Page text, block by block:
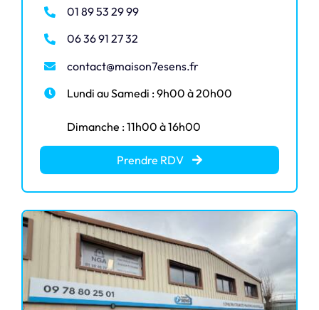
01 89 53 29 99
06 36 91 27 32
contact@maison7esens.fr
Lundi au Samedi : 9h00 à 20h00
Dimanche : 11h00 à 16h00
Prendre RDV